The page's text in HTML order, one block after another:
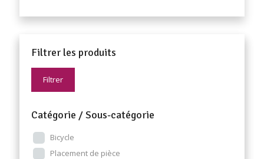
Filtrer les produits
Filtrer
Catégorie / Sous-catégorie
Bicycle
Placement de pièce